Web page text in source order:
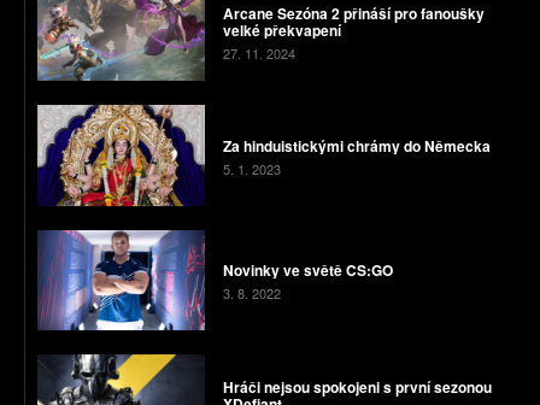
Arcane Sezóna 2 přináší pro fanoušky
velké překvapení
27. 11. 2024
Za hinduistickými chrámy do Německa
5. 1. 2023
Novinky ve světě CS:GO
3. 8. 2022
Hráči nejsou spokojeni s první sezonou